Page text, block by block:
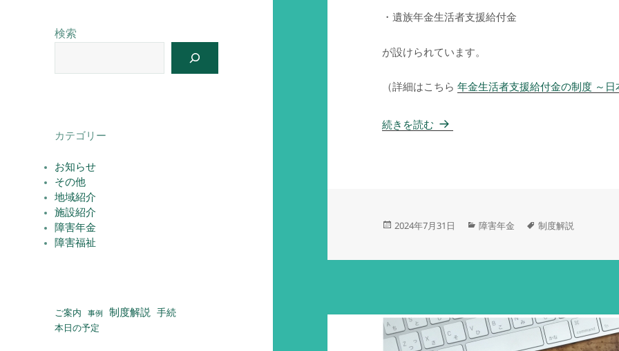
検索
カテゴリー
お知らせ
その他
地域紹介
施設紹介
障害年金
障害福祉
ご案内 事例 制度解説
手続
本日の予定
・遺族年金生活者支援給付金
が設けられています。
（詳細はこちら年金生活者支援給付金の制度 ～日
続きを読む 年金生活者支援給付金の給付額～ 障
投
日:
2024年7月31日
カ
ゴ
障害年金
タ
制度解説